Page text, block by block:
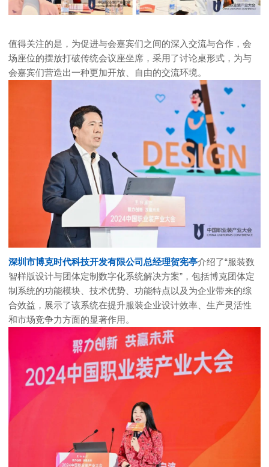
值得关注的是，为促进与会嘉宾们之间的深入交流与合作，会
场座位的摆放打破传统会议座坐席，采用了讨论桌形式，为与
会嘉宾们营造出一种更加开放、自由的交流环境。
深圳市博克时代科技开发有限公司总经理贺宪亭介绍了“服装数
智样版设计与团体定制数字化系统解决方案”，包括博克团体定
制系统的功能模块、技术优势、功能特点以及为企业带来的综
合效益，展示了该系统在提升服装企业设计效率、生产灵活性
和市场竞争力方面的显著作用。